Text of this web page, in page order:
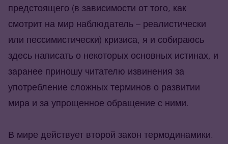
предстоящего (в зависимости от того, как
смотрит на мир наблюдатель – реалистически
или пессимистически) кризиса, я и собираюсь
здесь написать о некоторых основных истинах, и
заранее приношу читателю извинения за
употребление сложных терминов о развитии
мира и за упрощенное обращение с ними.
В мире действует второй закон термодинамики.